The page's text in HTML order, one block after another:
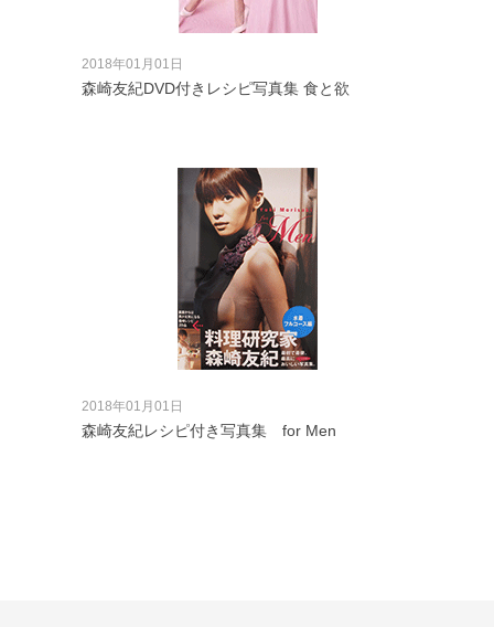
2018年01月01日
森崎友紀DVD付きレシピ写真集 食と欲
2018年01月01日
森崎友紀レシピ付き写真集 for Men